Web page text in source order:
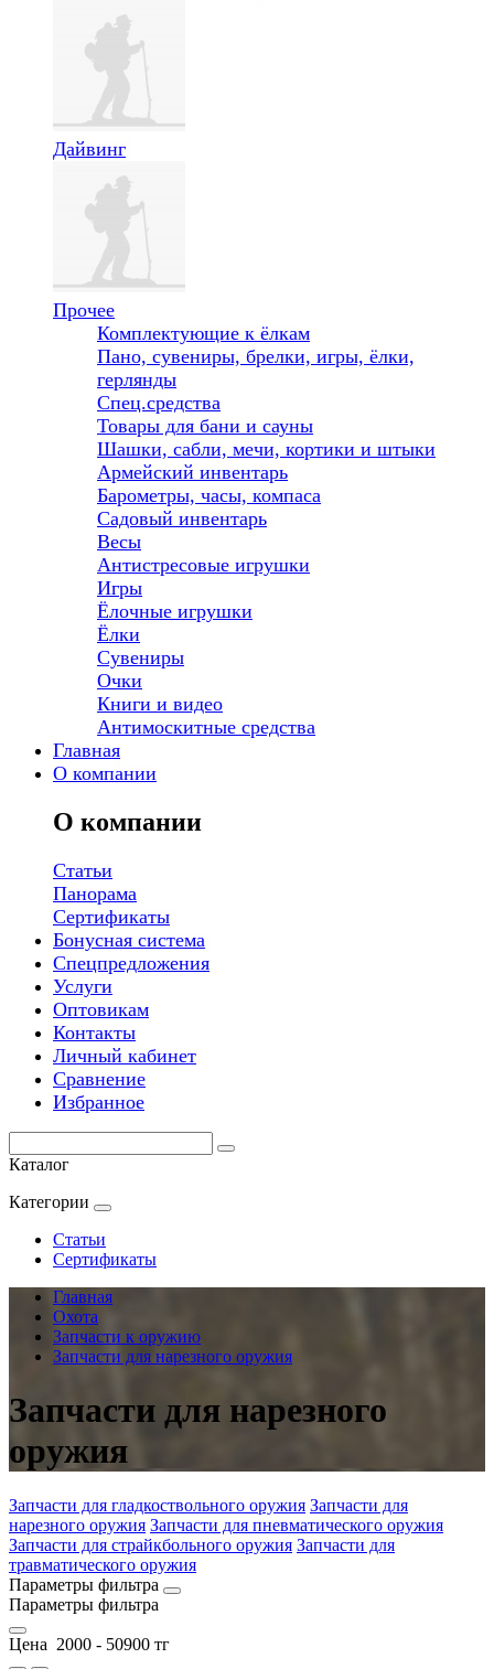
Дайвинг
Прочее
Комплектующие к ёлкам
Пано, сувениры, брелки, игры, ёлки,
герлянды
Спец.средства
Товары для бани и сауны
Шашки, сабли, мечи, кортики и штыки
Армейский инвентарь
Барометры, часы, компаса
Садовый инвентарь
Весы
Антистресовые игрушки
Игры
Ёлочные игрушки
Ёлки
Сувениры
Очки
Книги и видео
Антимоскитные средства
Главная
О компании
О компании
Статьи
Панорама
Сертификаты
Бонусная система
Спецпредложения
Услуги
Оптовикам
Контакты
Личный кабинет
Сравнение
Избранное
Каталог
Категории
Статьи
Сертификаты
Главная
Охота
Запчасти к оружию
Запчасти для нарезного оружия
Запчасти для нарезного
оружия
Запчасти для гладкоствольного оружия Запчасти для
нарезного оружия Запчасти для пневматического оружия
Запчасти для страйкбольного оружия Запчасти для
травматического оружия
Параметры фильтра
Параметры фильтра
Цена 2000 - 50900 тг